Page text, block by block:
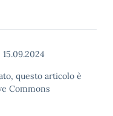
15.09.2024
questo articolo è
Commons